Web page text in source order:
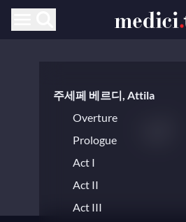
주세페 베르디, Attila
Overture
Prologue
Act I
Act II
Act III